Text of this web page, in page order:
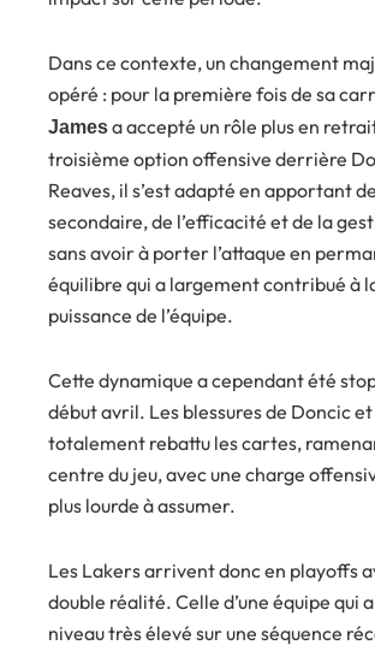
Dans ce contexte, un changement
opéré : pour la première fois de sa
Jamesa accepté un rôle plus en
troisième option offensive derrière
Reaves, il s’est adapté en apportant
secondaire, de l’efficacité et de la
sans avoir à porter l’attaque en
équilibre qui a largement contribué à
puissance de l’équipe.
Cette dynamique a cependant été
début avril. Les blessures de Doncic
totalement rebattu les cartes,
centre du jeu, avec une charge
plus lourde à assumer.
Les Lakers arrivent donc en playoffs
double réalité. Celle d’une équipe qui
niveau très élevé sur une séquence